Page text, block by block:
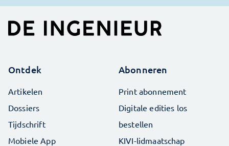
Ontdek
Artikelen
Dossiers
Tijdschrift
Mobiele App
Abonneren
Print abonnement
Digitale edities los
bestellen
KIVI-lidmaatschap